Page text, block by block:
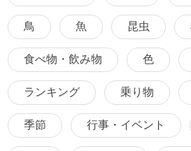
鳥 魚 昆虫
食べ物・飲み物 色
ランキング 乗り物
季節 行事・イベント